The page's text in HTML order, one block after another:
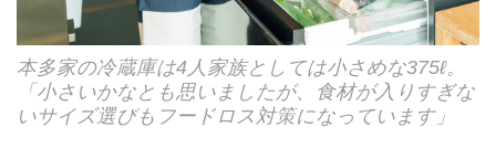
本多家の冷蔵庫は4人家族としては小さめな375ℓ。
「小さいかなとも思いましたが、食材が入りすぎな
いサイズ選びもフードロス対策になっています」